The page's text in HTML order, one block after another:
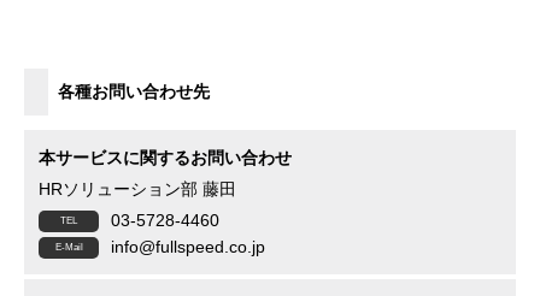
各種お問い合わせ先
本サービスに関するお問い合わせ
HRソリューション部 藤田
03-5728-4460
info@fullspeed.co.jp